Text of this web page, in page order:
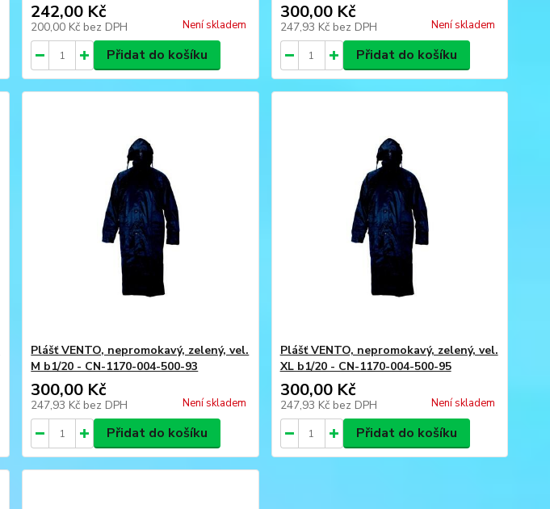
242,00 Kč
200,00 Kč bez DPH Není skladem
Přidat do košíku
300,00 Kč
247,93 Kč bez DPH Není skladem
Přidat do košíku
Plášť VENTO, nepromokavý, zelený, vel.
M b1/20 - CN-1170-004-500-93
300,00 Kč
247,93 Kč bez DPH Není skladem
Přidat do košíku
Plášť VENTO, nepromokavý, zelený, vel.
XL b1/20 - CN-1170-004-500-95
300,00 Kč
247,93 Kč bez DPH Není skladem
Přidat do košíku